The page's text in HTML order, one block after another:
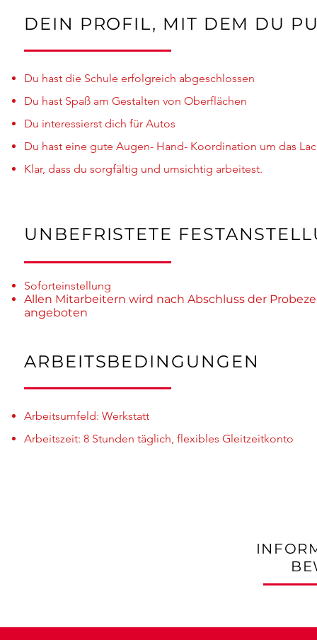
DEIN PROFIL, MIT DEM DU
Du hast die Schule erfolgreich abgeschlossen
Du hast Spaß am Gestalten von Oberflächen
Du interessierst dich für Autos
Du hast eine gute Augen- Hand- Koordination um das
Klar, dass du sorgfältig und umsichtig arbeitest.
UNBEFRISTETE
Soforteinstellung
Allen Mitarbeitern wird nach Abschluss der
angeboten
ARBEITSBEDINGUNGEN
Arbeitsumfeld: Werkstatt
Arbeitszeit: 8 Stunden täglich, flexibles Gleitzeitkonto